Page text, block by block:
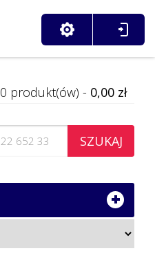
0 produkt(ów) - 0,00 zł
SZUKAJ